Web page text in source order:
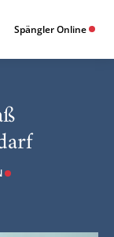
Spängler Online